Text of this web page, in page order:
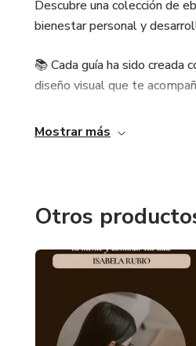
Descubre una colección de
bienestar personal y
📚 Cada guía ha sido creada
diseño visual que te
No importa en qué etapa
Mostrar más
Otros